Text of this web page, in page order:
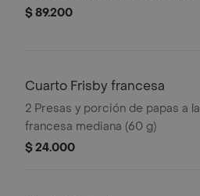
$ 89.200
Cuarto Frisby francesa
2 Presas y porción de papas a la
francesa mediana (60 g)
$ 24.000